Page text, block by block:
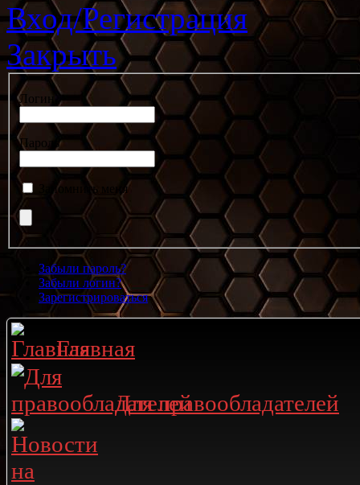
Вход/Регистрация
Закрыть
Логин
Пароль
Запомнить меня
Забыли пароль?
Забыли логин?
Зарегистрироваться
Главная
Для правообладателей